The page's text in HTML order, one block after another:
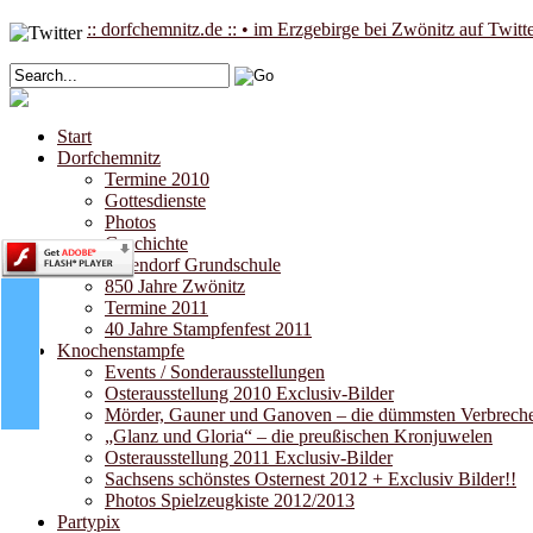
:: dorfchemnitz.de :: • im Erzgebirge bei Zwönitz auf
Start
Dorfchemnitz
Termine 2010
Gottesdienste
Photos
Geschichte
Pufendorf Grundschule
850 Jahre Zwönitz
Termine 2011
40 Jahre Stampfenfest 2011
Knochenstampfe
Events / Sonderausstellungen
Osterausstellung 2010 Exclusiv-Bilder
Mörder, Gauner und Ganoven – die dümmsten
„Glanz und Gloria“ – die preußischen Kronjuwelen
Osterausstellung 2011 Exclusiv-Bilder
Sachsens schönstes Osternest 2012 + Exclusiv Bilder!!
Photos Spielzeugkiste 2012/2013
Partypix